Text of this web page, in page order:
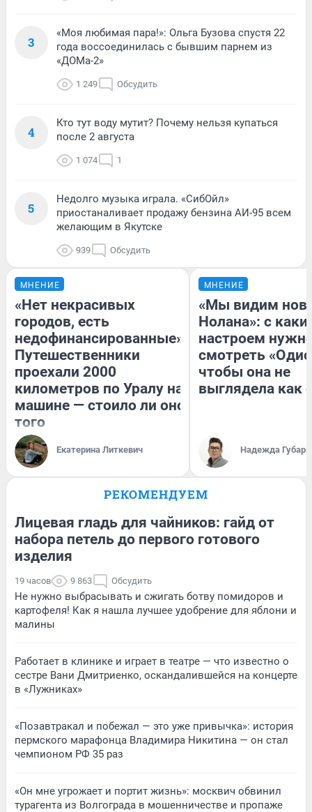
3
«Моя любимая пара!»: Ольга Бузова спустя 22
года воссоединилась с бывшим парнем из
«ДОМа-2»
1 249 Обсудить
4
Кто тут воду мутит? Почему нельзя купаться
после 2 августа
1 074 1
5
Недолго музыка играла. «СибОйл»
приостаналивает продажу бензина АИ-95 всем
желающим в Якутске
939 Обсудить
МНЕНИЕ
«Нет некрасивых
городов, есть
недофинансированные».
Путешественники
проехали 2000
километров по Уралу на
машине — стоило ли оно
того
Екатерина Литкевич
МНЕНИЕ
«Мы видим
Нолана»: с
настроем
смотреть
чтобы она не
выглядела как
Надежда Губарь
РЕКОМЕНДУЕМ
Лицевая гладь для чайников: гайд от
набора петель до первого готового
изделия
19 часов 9 863 Обсудить
Не нужно выбрасывать и сжигать ботву помидоров и
картофеля! Как я нашла лучшее удобрение для яблони и
малины
Работает в клинике и играет в театре — что известно о
сестре Вани Дмитриенко, оскандалившейся на концерте
в «Лужниках»
«Позавтракал и побежал — это уже привычка»: история
пермского марафонца Владимира Никитина — он стал
чемпионом РФ 35 раз
«Он мне угрожает и портит жизнь»: москвич обвинил
турагента из Волгограда в мошенничестве и пропаже